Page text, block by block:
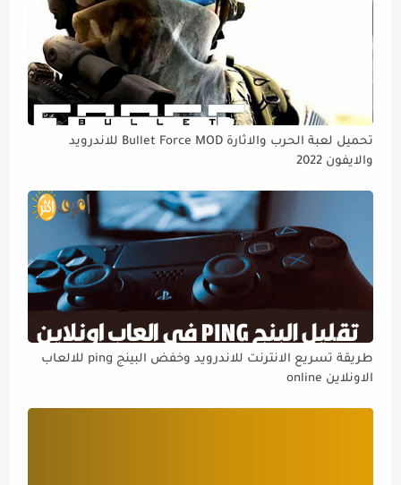
تحميل لعبة الحرب والاثارة Bullet Force MOD للاندرويد
والايفون 2022
طريقة تسريع الانترنت للاندرويد وخفض البينج ping للالعاب
الاونلاين online